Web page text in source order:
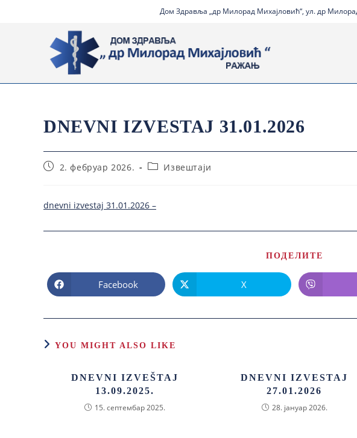
Дом Здравља „др Милорад Михајловић“, ул. др
DNEVNI IZVESTAJ 31.01.2026
2. фебруар 2026. Извештаји
dnevni izvestaj 31.01.2026 –
ПОДЕЛИТЕ
Facebook X
YOU MIGHT ALSO LIKE
DNEVNI IZVEŠTAJ
13.09.2025.
15. септембар 2025.
DNEVNI IZVESTAJ
27.01.2026
28. јануар 2026.